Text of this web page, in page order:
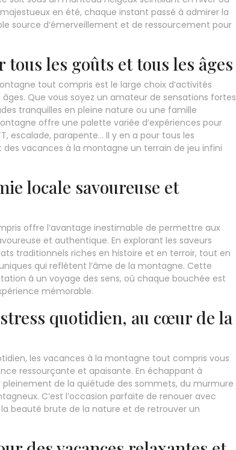
en été, chaque instant passé à admirer la
source d’émerveillement et de ressourcement pour
les goûts et tous les âges
tout compris est le large choix d’activités
Que vous soyez un amateur de sensations fortes
tranquilles en pleine nature ou une famille
offre une palette variée d’expériences pour
escalade, parapente… Il y en a pour tous les
vacances à la montagne un terrain de jeu infini
locale savoureuse et
offre l’avantage inestimable de permettre aux
et authentique. En explorant les saveurs
traditionnels riches en histoire et en terroir, tout en
qui reflètent l’âme de la montagne. Cette
à un voyage des sens, où chaque bouchée est
mémorable.
quotidien, au cœur de la
les vacances à la montagne tout compris vous
ressourçante et apaisante. En échappant à
de la quiétude des sommets, du murmure
C’est l’occasion parfaite de renouer avec
beauté brute de la nature et de retrouver un